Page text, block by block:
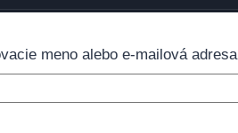
meno alebo e-mailová adresa